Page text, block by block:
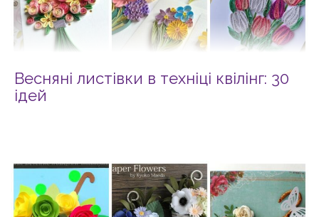
Весняні листівки в техніці квілінг: 30
ідей